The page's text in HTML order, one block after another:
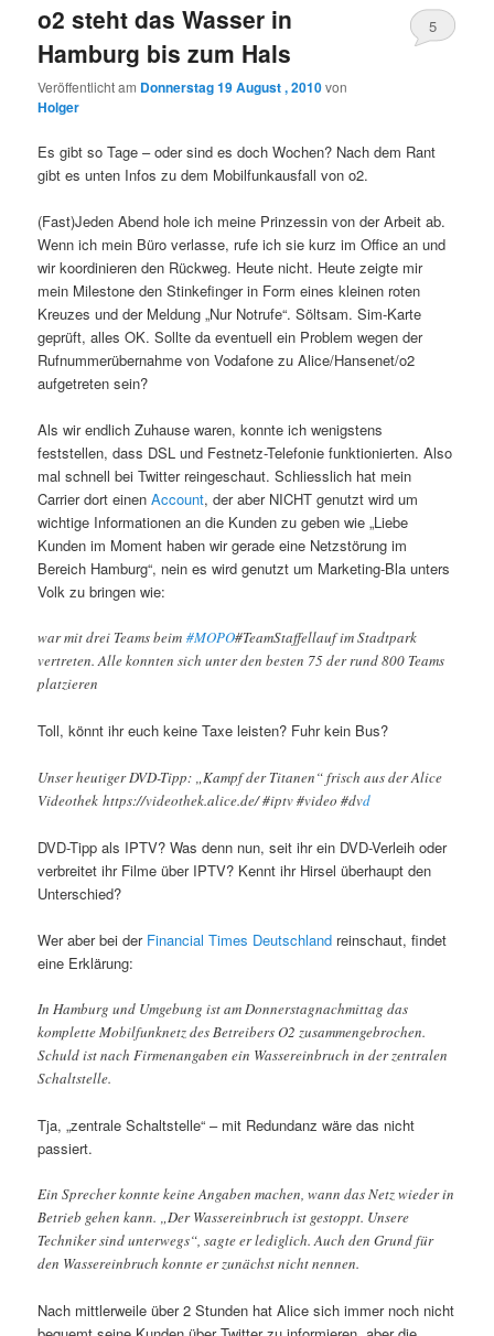
o2 steht das Wasser in
Hamburg bis zum Hals
Veröffentlicht am Donnerstag 19 August , 2010von
Holger
5
Es gibt so Tage – oder sind es doch Wochen? Nach dem Rant
gibt es unten Infos zu dem Mobilfunkausfall von o2.
(Fast)Jeden Abend hole ich meine Prinzessin von der Arbeit ab.
Wenn ich mein Büro verlasse, rufe ich sie kurz im Office an und
wir koordinieren den Rückweg. Heute nicht. Heute zeigte mir
mein Milestone den Stinkefinger in Form eines kleinen roten
Kreuzes und der Meldung „Nur Notrufe“. Söltsam. Sim-Karte
geprüft, alles OK. Sollte da eventuell ein Problem wegen der
Rufnummerübernahme von Vodafone zu Alice/Hansenet/o2
aufgetreten sein?
Als wir endlich Zuhause waren, konnte ich wenigstens
feststellen, dass DSL und Festnetz-Telefonie funktionierten. Also
mal schnell bei Twitter reingeschaut. Schliesslich hat mein
Carrier dort einenAccount, der aber NICHT genutzt wird um
wichtige Informationen an die Kunden zu geben wie „Liebe
Kunden im Moment haben wir gerade eine Netzstörung im
Bereich Hamburg“, nein es wird genutzt um Marketing-Bla unters
Volk zu bringen wie:
war mit drei Teams beim#MOPO#TeamStaffellauf im Stadtpark
vertreten. Alle konnten sich unter den besten 75 der rund 800 Teams
platzieren
Toll, könnt ihr euch keine Taxe leisten? Fuhr kein Bus?
Unser heutiger DVD-Tipp: „Kampf der Titanen“ frisch aus der Alice
Videothek https://videothek.alice.de/ #iptv #video #dvd
DVD-Tipp als IPTV? Was denn nun, seit ihr ein DVD-Verleih oder
verbreitet ihr Filme über IPTV? Kennt ihr Hirsel überhaupt den
Unterschied?
Wer aber bei der Financial Times Deutschland reinschaut, findet
eine Erklärung:
In Hamburg und Umgebung ist am Donnerstagnachmittag das
komplette Mobilfunknetz des Betreibers O2 zusammengebrochen.
Schuld ist nach Firmenangaben ein Wassereinbruch in der zentralen
Schaltstelle.
Tja, „zentrale Schaltstelle“ – mit Redundanz wäre das nicht
passiert.
Ein Sprecher konnte keine Angaben machen, wann das Netz wieder in
Betrieb gehen kann. „Der Wassereinbruch ist gestoppt. Unsere
Techniker sind unterwegs“, sagte er lediglich. Auch den Grund für
den Wassereinbruch konnte er zunächst nicht nennen.
Nach mittlerweile über 2 Stunden hat Alice sich immer noch nicht